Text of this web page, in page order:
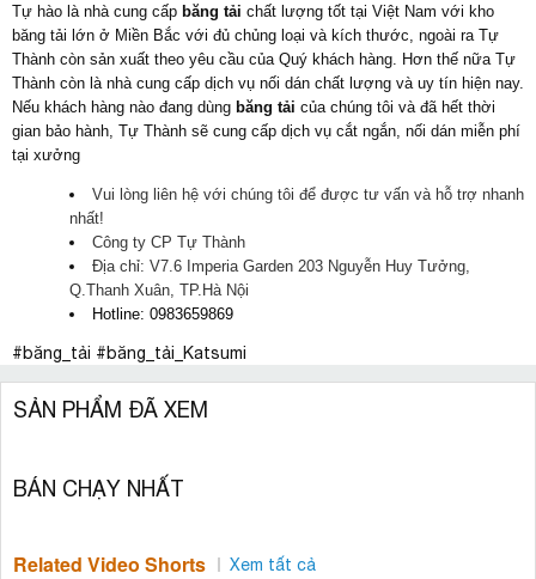
Tự hào là nhà cung cấp băng tải chất lượng tốt tại Việt Nam với kho
băng tải lớn ở Miền Bắc với đủ chủng loại và kích thước, ngoài ra Tự
Thành còn sản xuất theo yêu cầu của Quý khách hàng. Hơn thế nữa Tự
Thành còn là nhà cung cấp dịch vụ nối dán chất lượng và uy tín hiện nay.
Nếu khách hàng nào đang dùng băng tải của chúng tôi và đã hết thời
gian bảo hành, Tự Thành sẽ cung cấp dịch vụ cắt ngắn, nối dán miễn phí
tại xưởng
Vui lòng liên hệ với chúng tôi để được tư vấn và hỗ trợ nhanh
nhất!
Công ty CP Tự Thành
Địa chỉ: V7.6 Imperia Garden 203 Nguyễn Huy Tưởng,
Q.Thanh Xuân, TP.Hà Nội
Hotline: 0983659869
#băng_tải #băng_tải_Katsumi
SẢN PHẨM ĐÃ XEM
BÁN CHẠY NHẤT
Related Video Shorts Xem tất cả